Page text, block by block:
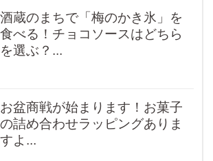
酒蔵のまちで「梅のかき氷」を
食べる！チョコソースはどちら
を選ぶ？...
お盆商戦が始まります！お菓子
の詰め合わせラッピングありま
すよ...